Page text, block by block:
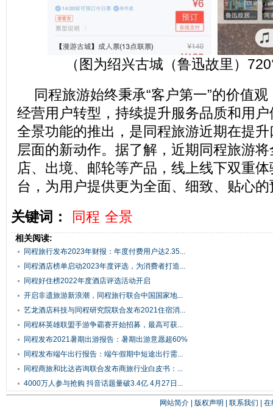
（图为绍兴古城（鲁迅故里）
同程旅游始终秉承“客户第一”的价值
经营用户转型，持续提升服务品质和用
全景功能的推出，是同程旅游近期在提
层面的新动作。据了解，近期同程旅游
店、出境、邮轮等产品，线上线下双重
台，为用户提供更为全面、细致、贴心
关键词：
同程 全景
相关阅读:
同程旅行发布2023年财报：年度付费用户达2.35...
同程酒店榜单启动2023年度评选，为消费者打造...
同程好住榜2022年度酒店评选活动开启
开启非遗旅游新浪潮，同程旅行联合中国国家地...
艺龙酒店科技与同程研究院联合发布2021住宿消...
同程杯英雄联盟手游争霸赛开始招募，最高可获...
同程发布2021暑期出游报告：暑期出游意愿超60%
同程发布端午出行报告：端午假期中短途出行需...
同程商旅和比达咨询联合发布商旅行业白皮书：...
4000万人参与抢购 抖音话题量破3.4亿 4月27日...
网站简介| 版权声明 联系我们
在